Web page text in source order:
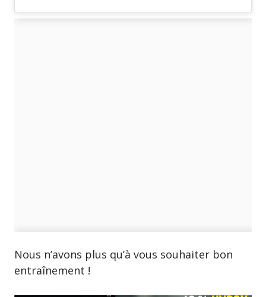
Nous n’avons plus qu’à vous souhaiter bon
entraînement !